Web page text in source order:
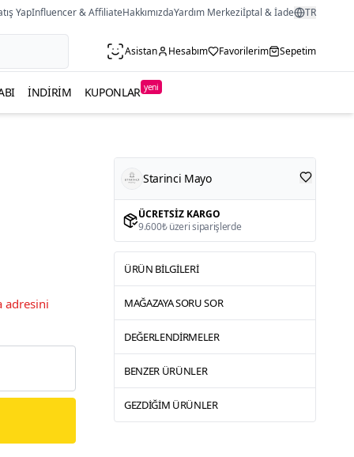
YapInfluencer & AffiliateHakkımızdaYardım Merkeziİptal & İade TR
Asistan Hesabım Favorilerim Sepetim
İNDIRIM KUPONLAR yeni
adresini
Starinci Mayo
ÜCRETSIZ KARGO
9.600₺ üzeri siparişlerde
ÜRÜN BILGILERI
MAĞAZAYA SORU SOR
DEĞERLENDIRMELER
BENZER ÜRÜNLER
GEZDIĞIM ÜRÜNLER